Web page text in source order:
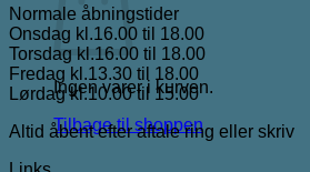
Ingen varer i kurven.
Tilbage til shoppen
Normale åbningstider
Onsdag kl.16.00 til 18.00
Torsdag kl.16.00 til 18.00
Fredag kl.13.30 til 18.00
Lørdag kl.10.00 til 15.00
Altid åbent efter aftale ring eller skriv